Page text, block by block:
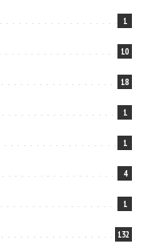
1
10
18
1
1
4
1
132